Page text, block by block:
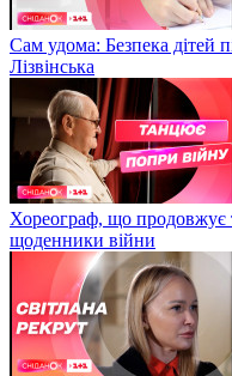
Сам удома: Безпека дітей
Лізвінська
Хореограф, що продовжує
щоденники війни